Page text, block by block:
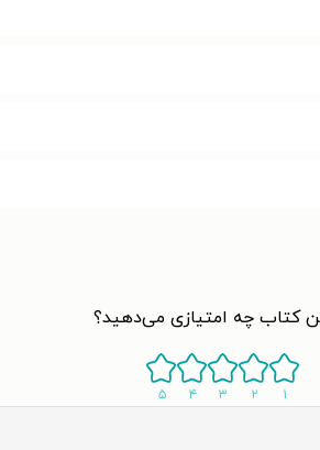
کتاب چه امتیازی می‌دهید؟
۱ ۲ ۳ ۴ ۵